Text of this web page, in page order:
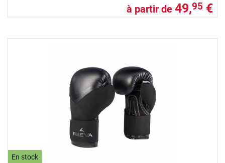
à partir de 49,95 €
En stock